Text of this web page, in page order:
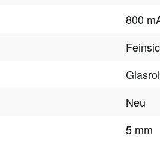
800
Neu
5 mm